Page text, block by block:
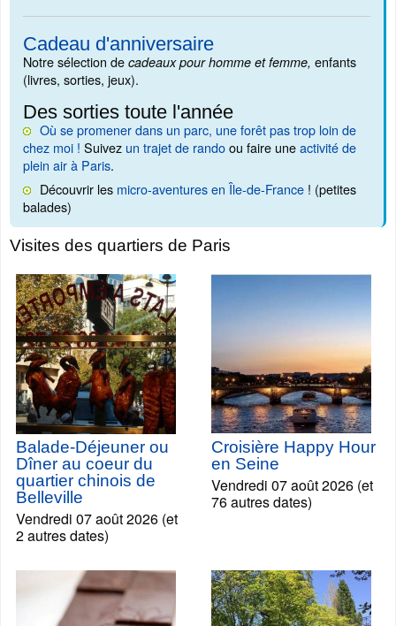
Cadeau d'anniversaire
Notre sélection de cadeaux pour homme et femme, enfants
(livres, sorties, jeux).
Des sorties toute l'année
Où se promener dans un parc, une forêt pas trop loin de
chez moi ! Suivez un trajet de randoou faire uneactivité de
plein air à Paris.
Découvrir les micro-aventures en Île-de-France ! (petites
balades)
Visites des quartiers de Paris
Balade-Déjeuner ou
Dîner au coeur du
quartier chinois de
Belleville
Vendredi 07 août 2026 (et
2 autres dates)
Croisière Happy Hour
en Seine
Vendredi 07 août 2026 (et
76 autres dates)